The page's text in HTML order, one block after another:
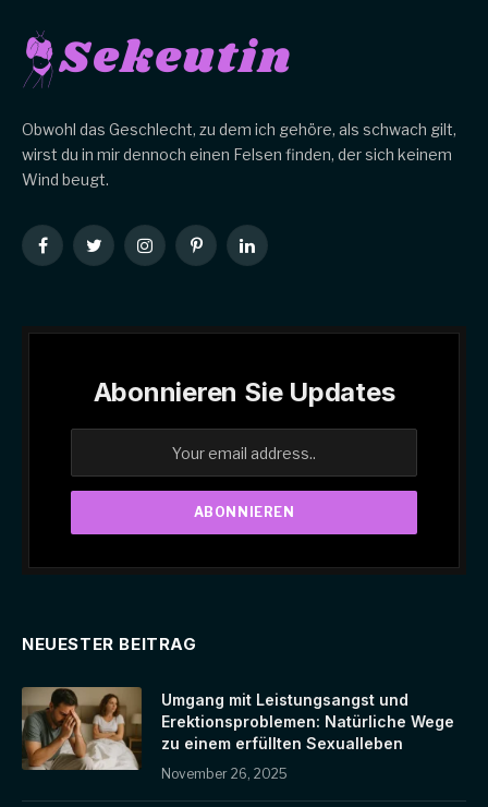
Obwohl das Geschlecht, zu dem ich gehöre, als schwach gilt,
wirst du in mir dennoch einen Felsen finden, der sich keinem
Wind beugt.
FacebookTwitterInstagramPinterestLinkedIn
Abonnieren Sie Updates
NEUESTER BEITRAG
Umgang mit Leistungsangst und
Erektionsproblemen: Natürliche Wege
zu einem erfüllten Sexualleben
November 26, 2025